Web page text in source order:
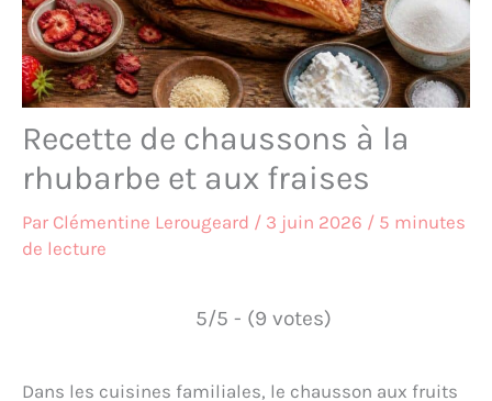
Recette de chaussons à la
rhubarbe et aux fraises
Par Clémentine Lerougeard / 3 juin 2026 / 5 minutes
de lecture
5/5 - (9 votes)
Dans les cuisines familiales, le chausson aux fruits